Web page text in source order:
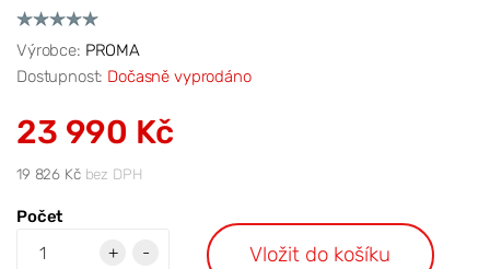
Výrobce: PROMA
Dostupnost: Dočasně vyprodáno
23 990 Kč
19 826 Kčbez DPH
Počet
+
- Vložit do košíku